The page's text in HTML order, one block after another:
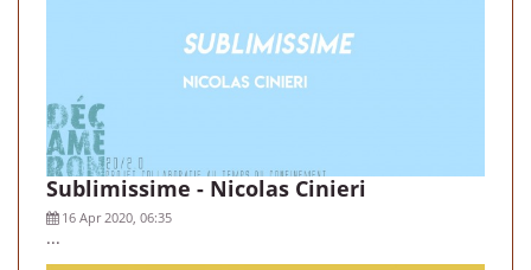
Sublimissime - Nicolas Cinieri
16 Apr 2020, 06:35
...